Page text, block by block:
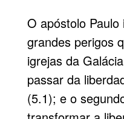
O apóstolo
grandes perigos
igrejas da
passar da
(5.1); e o